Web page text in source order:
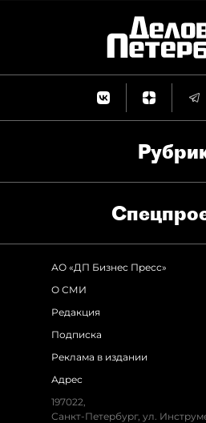
АО «ДП Бизнес Пресс»
О СМИ
Редакция
Подписка
Реклама в издании
Адрес
197022,
Санкт-Петербург, ул.